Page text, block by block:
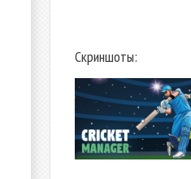
Скриншоты: